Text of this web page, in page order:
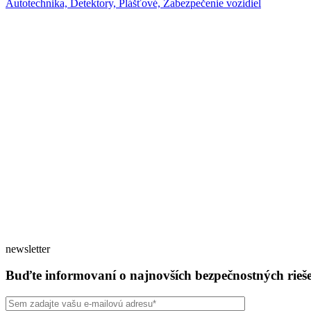
Autotechnika, Detektory, Plášťové, Zabezpečenie vozidiel
newsletter
Buďte informovaní o najnovších bezpečnostných